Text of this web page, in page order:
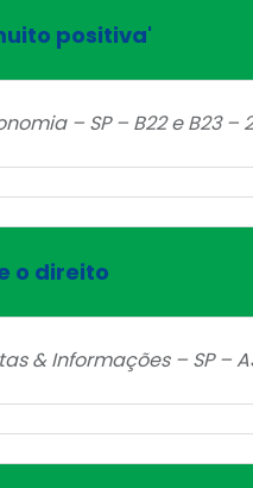
positiva'
– SP – B22 e B23 –
o direito
& Informações – SP –